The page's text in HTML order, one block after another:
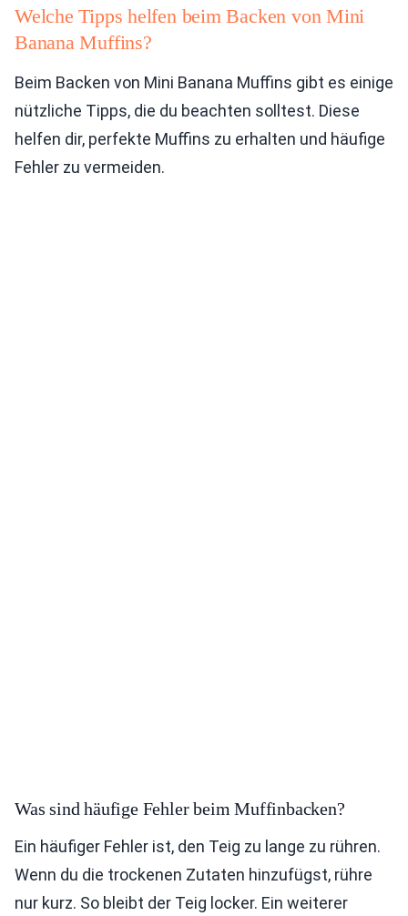
Welche Tipps helfen beim Backen von Mini
Banana Muffins?
Beim Backen von Mini Banana Muffins gibt es einige
nützliche Tipps, die du beachten solltest. Diese
helfen dir, perfekte Muffins zu erhalten und häufige
Fehler zu vermeiden.
Was sind häufige Fehler beim Muffinbacken?
Ein häufiger Fehler ist, den Teig zu lange zu rühren.
Wenn du die trockenen Zutaten hinzufügst, rühre
nur kurz. So bleibt der Teig locker. Ein weiterer